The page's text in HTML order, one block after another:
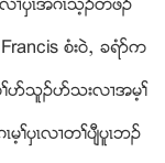
စံး၀ဲယ ခရံဏက
ဏသူဥပဏသးလ႕အမ့ႈ
မ့ႈပွၚလ႕တႈပ်ီပူၚဘဥ